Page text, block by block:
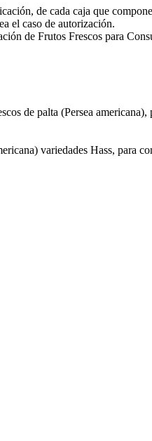
de cada caja que
el caso de autorización.
de Frutos Frescos para
de palta (Persea
variedades Hass, para